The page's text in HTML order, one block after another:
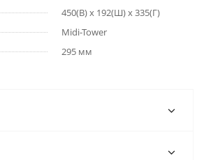
450(В) x 192(Ш) x 335(Г)
Midi-Tower
295 мм